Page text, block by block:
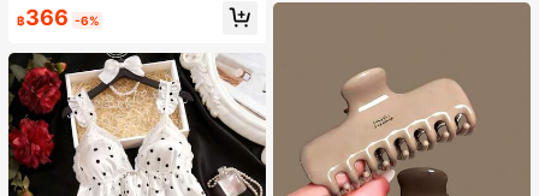
ทจสำหรับฤดูรับปริญญา, เทศกาลดนตร
฿366 -6%